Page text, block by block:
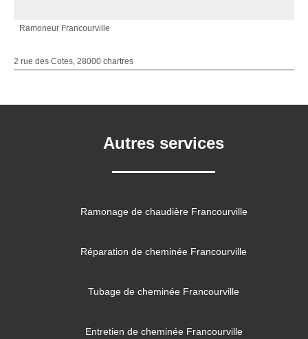
Ramoneur Francourville
2 rue des Cotes, 28000 chartres
Autres services
Ramonage de chaudière Francourville
Réparation de cheminée Francourville
Tubage de cheminée Francourville
Entretien de cheminée Francourville